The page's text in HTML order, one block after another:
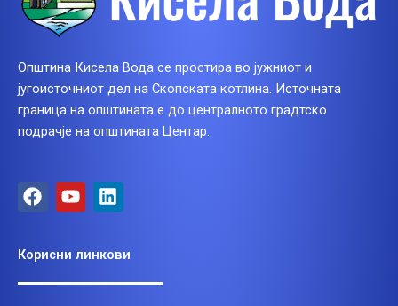
Општина Кисела Вода се простира во јужниот и
југоисточниот дел на Скопската котлина. Источната
граница на општината е до централното градтско
подрачје на општината Центар.
F
a
e
b
o
Y
o
t
u
b
L
i
k
e
d
Корисни линкови